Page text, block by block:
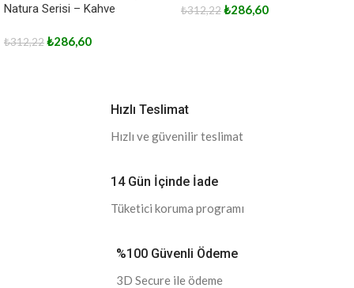
Natura Serisi – Kahve
₺312,22₺286,60
₺312,22₺286,60
Hızlı Teslimat
Hızlı ve güvenilir teslimat
14 Gün İçinde İade
Tüketici koruma programı
%100 Güvenli Ödeme
3D Secure ile ödeme